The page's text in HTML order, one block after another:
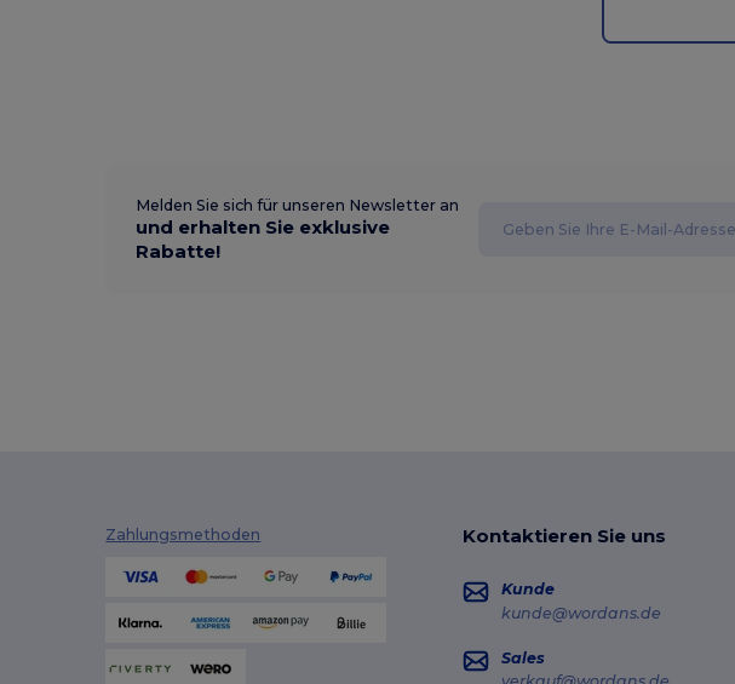
Melden Sie sich für unseren Newsletter an
und erhalten Sie exklusive
Rabatte!
Zahlungsmethoden Kontaktieren Sie uns
Kunde
kunde@wordans.de
Sales